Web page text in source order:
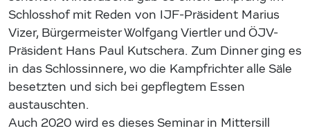
Schlosshof mit Reden von IJF-Präsident Marius
Vizer, Bürgermeister Wolfgang Viertler und ÖJV-
Präsident Hans Paul Kutschera. Zum Dinner ging es
in das Schlossinnere, wo die Kampfrichter alle Säle
besetzten und sich bei gepflegtem Essen
austauschten.
Auch 2020 wird es dieses Seminar in Mittersill